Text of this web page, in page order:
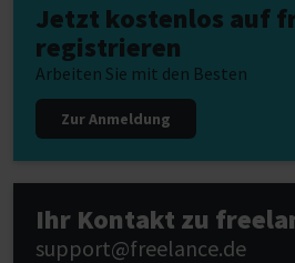
Jetzt kostenlos auf
registrieren
Arbeiten Sie mit den Besten
Zur Anmeldung
Ihr Kontakt zu
support@freelance.de